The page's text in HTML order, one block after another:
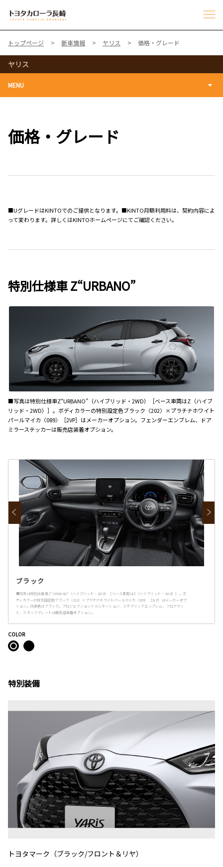
トップページ 新車情報 ヤリス 価格・グレード
ヤリス
MENU
価格・グレード
■UグレードはKINTOでのご提供となります。■KINTO月額利用料は、契約内容によ
って変わります。詳しくはKINTOホームページにてご確認ください。
特別仕様車 Z“URBANO”
■写真は特別仕様車Z“URBANO”（ハイブリッド・2WD）［ベース車両はZ（ハイブ
リッド・2WD）］。ボディカラーの特別設定色ブラック〈202〉×プラチナホワイト
パールマイカ〈089〉［2VP］はメーカーオプション。フェンダーエンブレム、ドア
ミラーステッカーは販売店装着オプション。
ブラック
■写真は特別仕様車Z“URBANO”（ハイブリッド・2WD）［ベース車両はZ（ハイブリッド・2WD）］。ボ
ディカラーの特別設定色ブラック〈202〉×プラチナホワイトパールマイカ〈089〉［2VP］はメーカーオプ
ション。内装色はブラック。プロジェクションイルミネーション、ステアリングエンブレム、フロアマッ
ト、スカッフプレートは販売店装着オプション。
COLOR
特別装備
トヨタマーク（ブラック/フロント＆リヤ）